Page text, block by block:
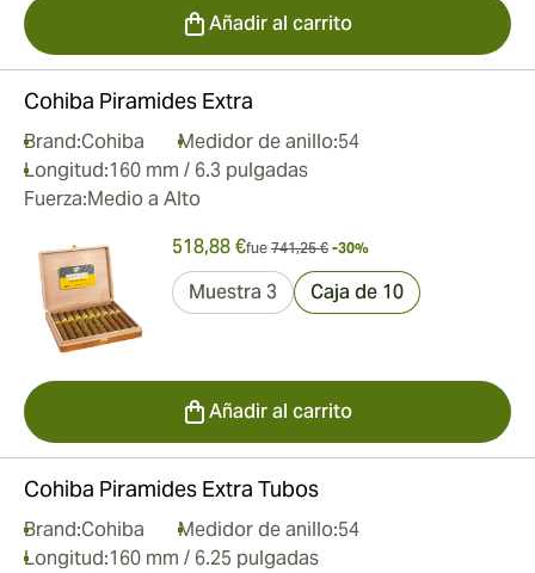
Añadir al carrito
Cohiba Piramides Extra
Brand:Cohiba Medidor de anillo:54
Longitud:160 mm / 6.3 pulgadas
Fuerza:Medio a Alto
518,88 €fue 741,25 € -30%
Muestra 3 Caja de 10
Añadir al carrito
Cohiba Piramides Extra Tubos
Brand:Cohiba Medidor de anillo:54
Longitud:160 mm / 6.25 pulgadas